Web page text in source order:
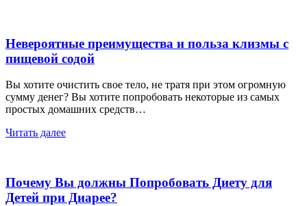
Невероятные преимущества и польза клизмы с
пищевой содой
Вы хотите очистить свое тело, не тратя при этом огромную
сумму денег? Вы хотите попробовать некоторые из самых
простых домашних средств…
Читать далее
Почему Вы должны Попробовать Диету для
Детей при Диарее?